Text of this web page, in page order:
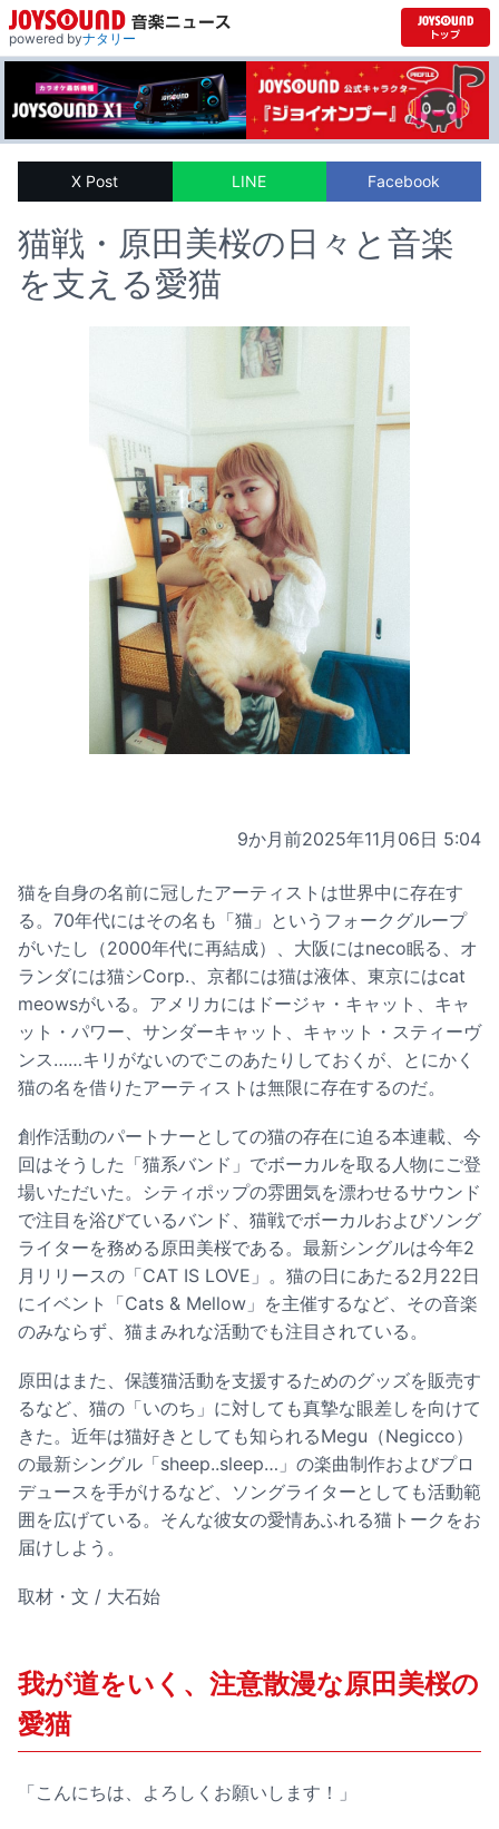
powered byナタリー
X Post LINE Facebook
猫戦・原田美桜の日々と音楽
を支える愛猫
9か月前2025年11月06日 5:04
猫を自身の名前に冠したアーティストは世界中に存在す
る。70年代にはその名も「猫」というフォークグループ
がいたし（2000年代に再結成）、大阪にはneco眠る、オ
ランダには猫シCorp.、京都には猫は液体、東京にはcat
meowsがいる。アメリカにはドージャ・キャット、キャ
ット・パワー、サンダーキャット、キャット・スティーヴ
ンス……キリがないのでこのあたりしておくが、とにかく
猫の名を借りたアーティストは無限に存在するのだ。
創作活動のパートナーとしての猫の存在に迫る本連載、今
回はそうした「猫系バンド」でボーカルを取る人物にご登
場いただいた。シティポップの雰囲気を漂わせるサウンド
で注目を浴びているバンド、猫戦でボーカルおよびソング
ライターを務める原田美桜である。最新シングルは今年2
月リリースの「CAT IS LOVE」。猫の日にあたる2月22日
にイベント「Cats & Mellow」を主催するなど、その音楽
のみならず、猫まみれな活動でも注目されている。
原田はまた、保護猫活動を支援するためのグッズを販売す
るなど、猫の「いのち」に対しても真摯な眼差しを向けて
きた。近年は猫好きとしても知られるMegu（Negicco）
の最新シングル「sheep..sleep…」の楽曲制作およびプロ
デュースを手がけるなど、ソングライターとしても活動範
囲を広げている。そんな彼女の愛情あふれる猫トークをお
届けしよう。
取材・文 / 大石始
我が道をいく、注意散漫な原田美桜の
愛猫
「こんにちは、よろしくお願いします！」